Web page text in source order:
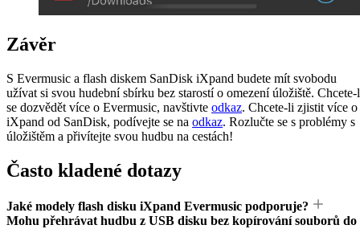
Závěr
S Evermusic a flash diskem SanDisk iXpand budete mít svobodu
užívat si svou hudební sbírku bez starostí o omezení úložiště.
se dozvědět více o Evermusic, navštivte odkaz. Chcete-li zjistit více o
iXpand od SanDisk, podívejte se na odkaz. Rozlučte se s problémy s
úložištěm a přivítejte svou hudbu na cestách!
Často kladené dotazy
Jaké modely flash disku iXpand Evermusic podporuje?
Mohu přehrávat hudbu z USB disku bez kopírování souborů do